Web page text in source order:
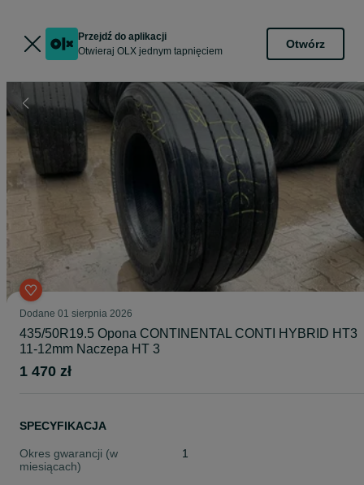
Przejdź do aplikacji
Otwieraj OLX jednym tapnięciem
Otwórz
Dodane 01 sierpnia 2026
435/50R19.5 Opona CONTINENTAL CONTI HYBRID HT3
11-12mm Naczepa HT 3
1 470 zł
SPECYFIKACJA
Okres gwarancji (w
miesiącach)
1